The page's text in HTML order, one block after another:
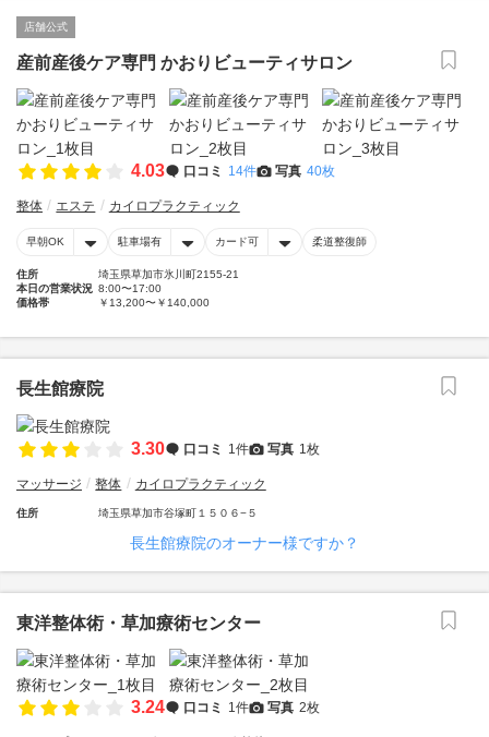
店舗公式
産前産後ケア専門 かおりビューティサロン
4.03 口コミ 14件 写真 40枚
整体 エステ カイロプラクティック
早朝OK 駐車場有 カード可 柔道整復師
住所
埼玉県草加市氷川町2155-21
本日の営業状況 8:00〜17:00
価格帯
￥13,200〜￥140,000
長生館療院
3.30 口コミ 1件 写真 1枚
マッサージ 整体 カイロプラクティック
住所 埼玉県草加市谷塚町１５０６−５
長生館療院のオーナー様ですか？
東洋整体術・草加療術センター
3.24 口コミ 1件 写真 2枚